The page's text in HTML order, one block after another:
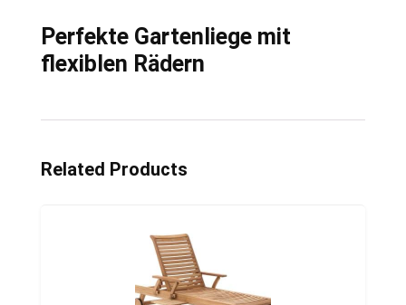
Perfekte Gartenliege mit
flexiblen Rädern
Related Products